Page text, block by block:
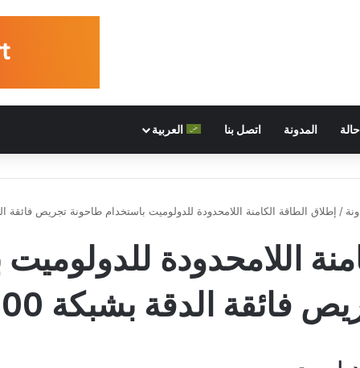
المدونة اتصل بنا العربية
/ إطلاق الطاقة الكامنة اللامحدودة للدولوميت باستخدام طاحونة تجريص فائقة
اللامحدودة
فائقة الدقة بشبكة 2000